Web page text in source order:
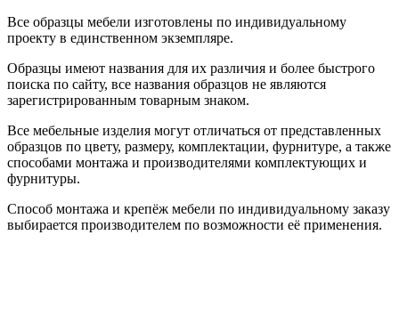
Все образцы мебели изготовлены по индивидуальному
проекту в единственном экземпляре.
Образцы имеют названия для их различия и более быстрого
поиска по сайту, все названия образцов не являются
зарегистрированным товарным знаком.
Все мебельные изделия могут отличаться от представленных
образцов по цвету, размеру, комплектации, фурнитуре, а также
способами монтажа и производителями комплектующих и
фурнитуры.
Способ монтажа и крепёж мебели по индивидуальному заказу
выбирается производителем по возможности её применения.